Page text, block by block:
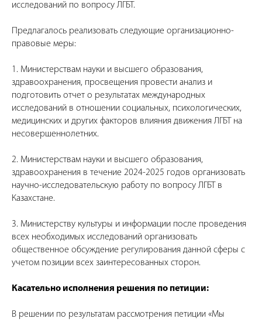
исследований по вопросу ЛГБТ.
Предлагалось реализовать следующие организационно-
правовые меры:
1. Министерствам науки и высшего образования,
здравоохранения, просвещения провести анализ и
подготовить отчет о результатах международных
исследований в отношении социальных, психологических,
медицинских и других факторов влияния движения ЛГБТ на
несовершеннолетних.
2. Министерствам науки и высшего образования,
здравоохранения в течение 2024-2025 годов организовать
научно-исследовательскую работу по вопросу ЛГБТ в
Казахстане.
3. Министерству культуры и информации после проведения
всех необходимых исследований организовать
общественное обсуждение регулирования данной сферы с
учетом позиции всех заинтересованных сторон.
Касательно исполнения решения по петиции:
В решении по результатам рассмотрения петиции «Мы